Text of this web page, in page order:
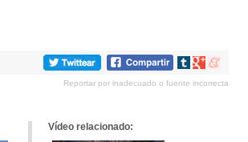
Compartir
tumblr
Compartir
Google+
Compartir
meneame
Reportar por inadecuado o fuente incorrecta
Vídeo relacionado: